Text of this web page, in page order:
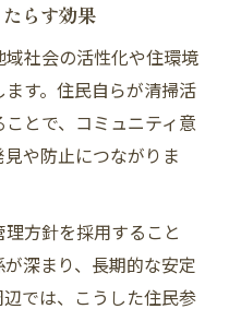
らす効果
社会の活性化や住環境
す。住民自らが清掃活
とで、コミュニティ意
や防止につながりま
方針を採用すること
深まり、長期的な安定
では、こうした住民参